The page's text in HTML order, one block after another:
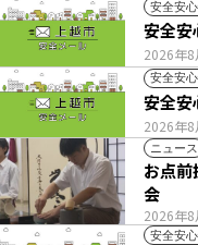
安全安
2026年8
安全安
安全安
2026年8
安全安
ニュース
2026年8
お点前
会
安全安